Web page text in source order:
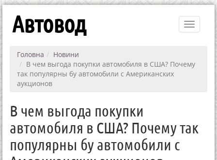
Toggle
Автовод
Головна
Новини
В чем выгода покупки автомобиля в США? Почему
так популярны бу автомобили с Американских
аукционов
В чем выгода покупки
автомобиля в США? Почему так
популярны бу автомобили с